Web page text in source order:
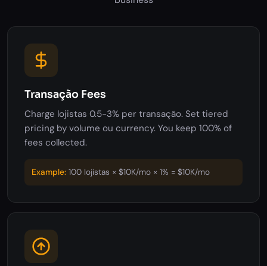
Transação Fees
Charge lojistas 0.5-3% per transação. Set tiered
pricing by volume ou currency. You keep 100% of
fees collected.
Example: 100 lojistas × $10K/mo × 1% = $10K/mo